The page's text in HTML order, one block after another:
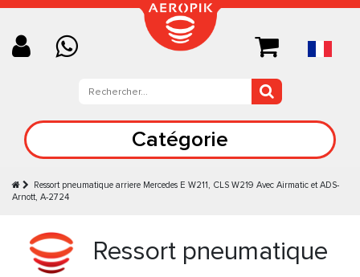
Catégorie
Ressort pneumatique arriere Mercedes E W211, CLS W219 Avec Airmatic et ADS-
Arnott, A-2724
Ressort pneumatique